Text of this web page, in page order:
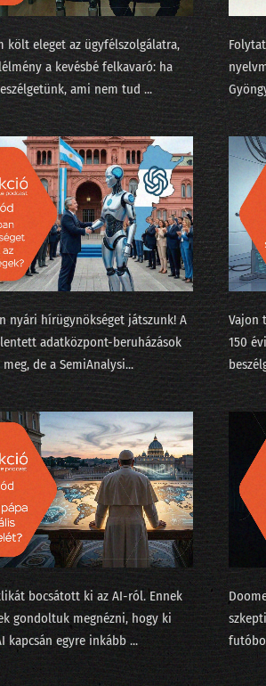
tücsök és bogár
új évet kívánnak az LLM-ek!
a lélek és a Teremtés
e ügynökforradalom a munkahelyeden?
nem világmodell!
s Kate mesterének az ómagyar korpusz a kedvence
a parlamenti választást!
elhagy mindent
leszünk vagy macskák munka nélkül?
of AI 2025 / 2 - Valami megmozdult a
of AI 2025, avagy az érvelés a sláger
üvölteni tudnál az AI miatt
e a Zero Click korát a lakossági AI?
miért dózerol le egy félkész adatközpontot?
érkezés egy puhább leszállópályán
e a 100%-os munkanélküliség?
eltörli a népítéletet és a beandandó
AI az LLM-en túl?
az AI lufiról beszél, jön a durranás?
költ eleget az ügyfélszolgálatra,
a kevésbé felkavaró: ha
ami nem tud ...
nyári hírügynökséget játszunk! A
adatközpont-beruházások
de a ⁠SemiAnalysi...
Vajon
150
bocsátott ki⁠⁠ az AI-ról. Ennek
gondoltuk megnézni, hogy ki
kapcsán egyre inkább ...